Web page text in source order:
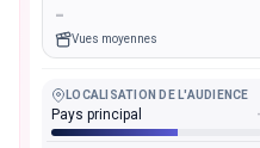
-
Vues moyennes
LOCALISATION DE L'AUDIENCE
Pays principal -